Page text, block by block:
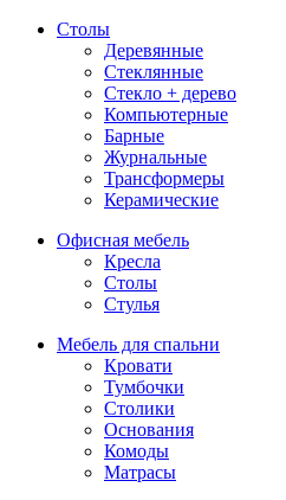
Столы
Деревянные
Стеклянные
Стекло + дерево
Компьютерные
Барные
Журнальные
Трансформеры
Керамические
Офисная мебель
Кресла
Столы
Стулья
Мебель для спальни
Кровати
Тумбочки
Столики
Основания
Комоды
Матрасы